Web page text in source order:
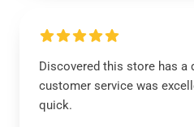
Discovered this store has a
customer service was
quick.